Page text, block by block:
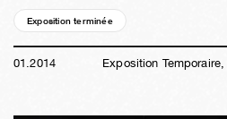
Exposition terminée
01 .2014 Exposition